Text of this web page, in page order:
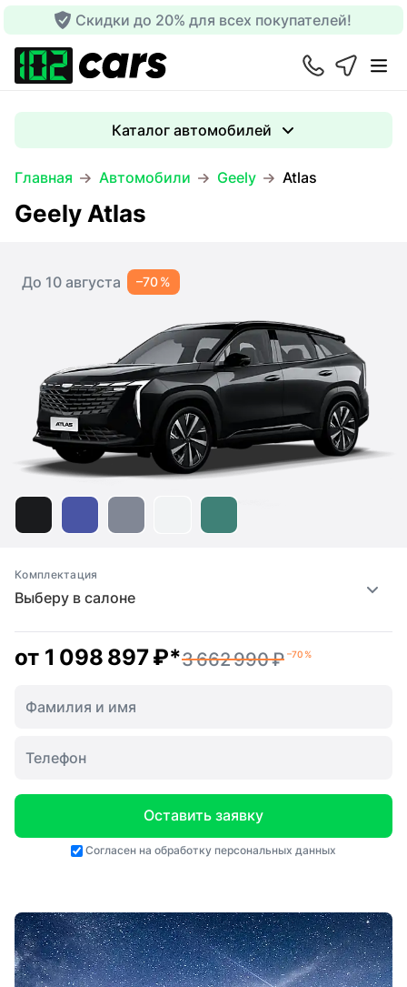
Скидки до 20% для всех покупателей!
Главная Автомобили Geely Atlas
Каталог автомобилей
Geely Atlas
До 10 августа –70 %
Выберу в салоне
Комплектация
от 1 098 897 ₽*3 662 990 ₽ –70 %
Оставить заявку
Согласен на обработку персональных данных